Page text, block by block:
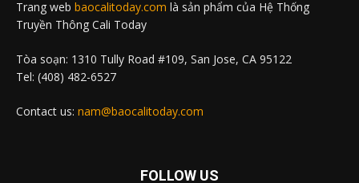
Trang web baocalitoday.com là sản phẩm của Hệ Thống
Truyền Thông Cali Today
Tòa soạn: 1310 Tully Road #109, San Jose, CA 95122
Tel: (408) 482-6527
Contact us: nam@baocalitoday.com
FOLLOW US